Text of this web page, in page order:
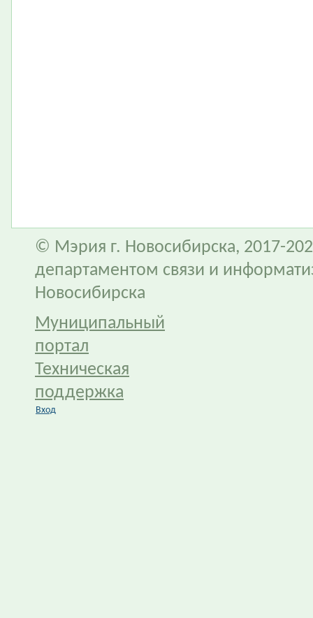
© Мэрия г. Новосибирска, 2017-
департаментом связи и
Новосибирска
Муниципальный
портал
Техническая
поддержка
Вход